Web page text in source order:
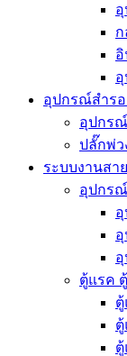
อิ
อุปกรณ์สำร
อุปกร
ปลั๊กพ่ว
ระบบงานส
อุปกร
ตู้แรค
ตู้